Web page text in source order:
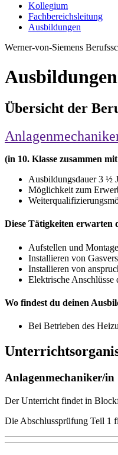
Kollegium
Fachbereichsleitung
Ausbildungen
Werner-von-Siemens
Übersicht der
(in 10. Klasse zusammen
Ausbildungsdauer 3 ½
Möglichkeit zum
Diese Tätigkeiten erwarten
Aufstellen und
Installieren von
Installieren von
Elektrische Anschlüsse
Wo findest du deinen
Bei Betrieben des
Anlagenmechaniker/
Der Unterricht findet in
Die Abschlussprüfung Teil 1